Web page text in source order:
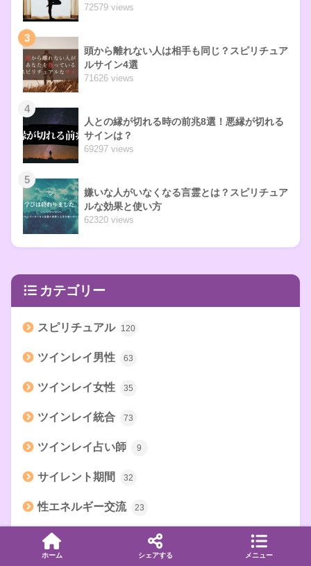
72579 views
3
頭から離れない人は相手も同じ？スピリチュア
ルサイン4選
71626 views
4
人との縁が切れる時の前兆8選！悪縁が切れる
サインは？
69297 views
5
嫌いな人がいなくなる言霊とは？スピリチュア
ルな効果と使い方
62320 views
カテゴリー
スピリチュアル 120
ツインレイ男性 63
ツインレイ女性 35
ツインレイ統合 73
ツインレイ占い師 9
サイレント期間 32
性エネルギー交流 23
ツインフレーム
ホーム シェアする メニュー